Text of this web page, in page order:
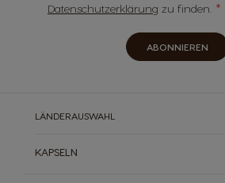
Datenschutzerklärung zu finden.
ABONNIEREN
LÄNDERAUSWAHL
KAPSELN